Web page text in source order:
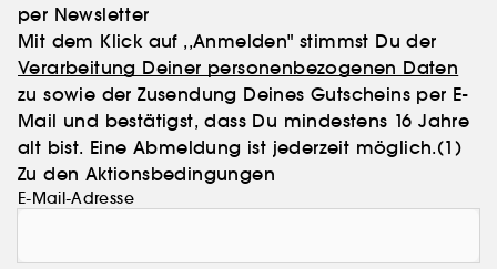
per Newsletter
Mit dem Klick auf ,,Anmelden" stimmst Du der
Verarbeitung Deiner personenbezogenen Daten
zu sowie der Zusendung Deines Gutscheins per E-
Mail und bestätigst, dass Du mindestens 16 Jahre
alt bist. Eine Abmeldung ist jederzeit möglich.(1)
Zu den Aktionsbedingungen
E-Mail-Adresse